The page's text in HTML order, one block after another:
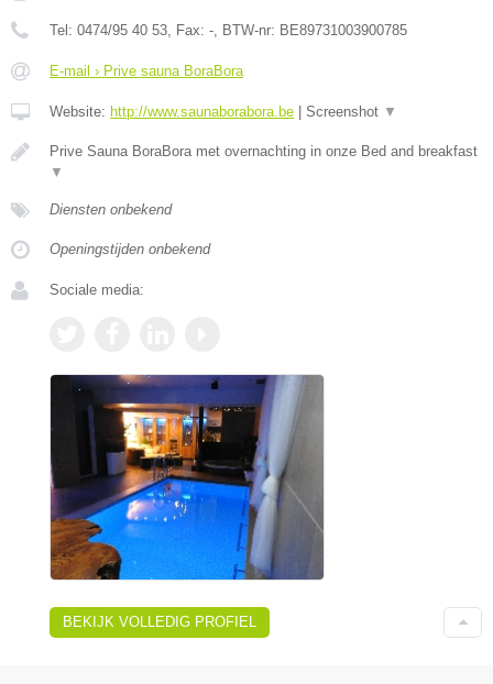
Tel: 0474/95 40 53, Fax: -, BTW-nr: BE89731003900785
E-mail › Prive sauna BoraBora
Website: http://www.saunaborabora.be Screenshot ▼
Prive Sauna BoraBora met overnachting in onze Bed and breakfast
▼
Diensten onbekend
Openingstijden onbekend
Sociale media:
BEKIJK VOLLEDIG PROFIEL